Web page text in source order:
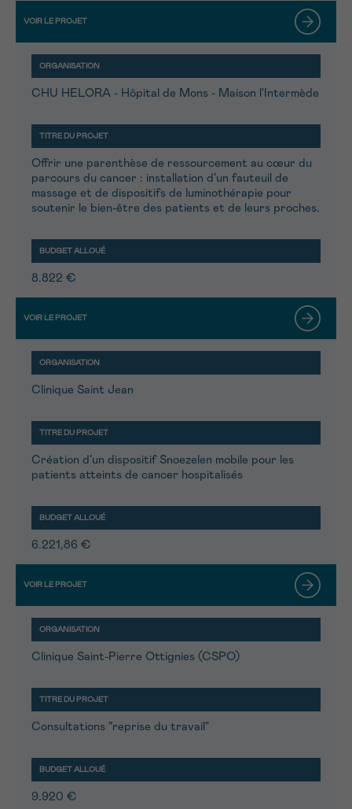
CHU HELORA - Hôpital de Mons - Maison l'Intermède
Offrir une parenthèse de ressourcement au cœur du
parcours du cancer : installation d’un fauteuil de
massage et de dispositifs de luminothérapie pour
soutenir le bien-être des patients et de leurs proches.
8.822 €
Clinique Saint Jean
Création d’un dispositif Snoezelen mobile pour les
patients atteints de cancer hospitalisés
6.221,86 €
Clinique Saint-Pierre Ottignies (CSPO)
Consultations "reprise du travail"
9.920 €